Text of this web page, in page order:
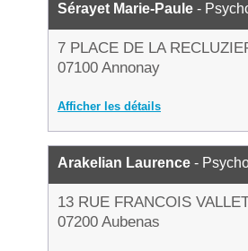
Sérayet Marie-Paule -
7 PLACE DE LA
07100 Annonay
Afficher les détails
Arakelian Laurence -
13 RUE FRANCOIS
07200 Aubenas